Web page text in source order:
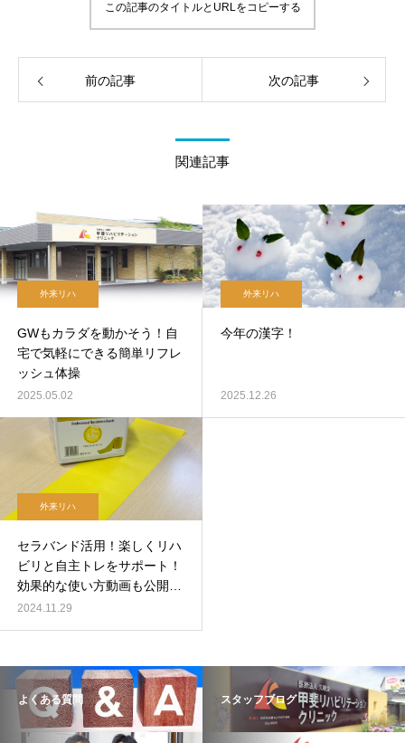
この記事のタイトルとURLをコピーする
前の記事 次の記事
関連記事
外来リハ
GWもカラダを動かそう！自
宅で気軽にできる簡単リフレ
ッシュ体操
2025.05.02
外来リハ
今年の漢字！
2025.12.26
外来リハ
セラバンド活用！楽しくリハ
ビリと自主トレをサポート！
効果的な使い方動画も公開
中！
2024.11.29
よくある質問 スタッフブログ